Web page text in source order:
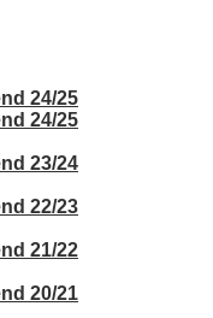
24/25
24/25
23/24
22/23
21/22
20/21